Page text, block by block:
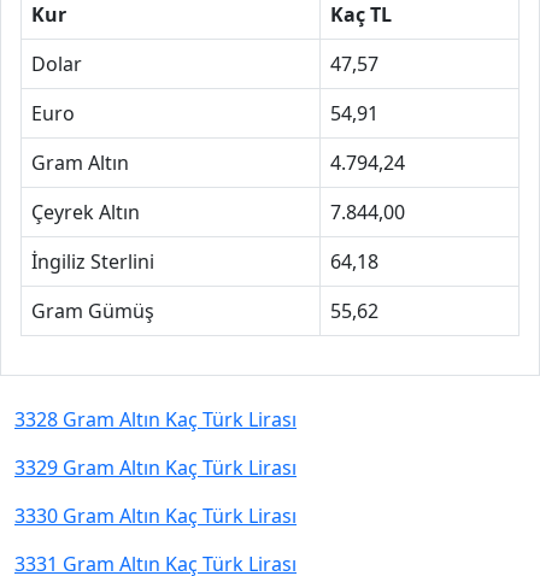
Kur
Kaç TL
Dolar
47,57
Euro
54,91
Gram Altın
4.794,24
Çeyrek Altın
7.844,00
İngiliz Sterlini
64,18
Gram Gümüş
55,62
3328 Gram Altın Kaç Türk Lirası
3329 Gram Altın Kaç Türk Lirası
3330 Gram Altın Kaç Türk Lirası
3331 Gram Altın Kaç Türk Lirası